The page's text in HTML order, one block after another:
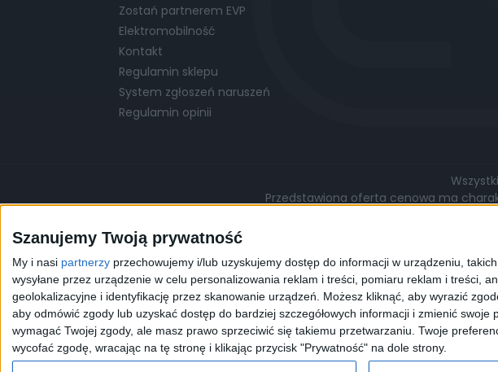
Szanujemy Twoją prywatność
My i nasi partnerzy przechowujemy i/lub uzyskujemy dostęp do informacji w urządzeniu,
wysyłane przez urządzenie w celu personalizowania reklam i treści, pomiaru reklam i treści,
geolokalizacyjne i identyfikację przez skanowanie urządzeń. Możesz kliknąć, aby wyrazić
aby odmówić zgody lub uzyskać dostęp do bardziej szczegółowych informacji i zmienić swoje
wymagać Twojej zgody, ale masz prawo sprzeciwić się takiemu przetwarzaniu. Twoje
wycofać zgodę, wracając na tę stronę i klikając przycisk "Prywatność" na dole strony.
Zostań partnerem EVP
Elektromobilność
Kontakt
Regulamin sklepu
System zgłoszeń naruszeń
Regulamin opinii
Przedstawiona oferta cenowa ma
© 2026 EVP© Polityka prywatności
Korzystając z naszej przeglądarki wyrażają
celów statystycznych. W programie służącym